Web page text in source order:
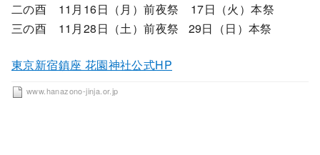
二の酉 11月16日（月）前夜祭 17日（火）本祭
三の酉 11月28日（土）前夜祭 29日（日）本祭
東京新宿鎮座 花園神社公式HP
www.hanazono-jinja.or.jp